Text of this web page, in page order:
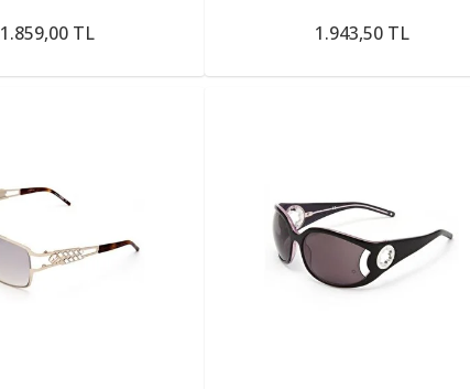
1.859,00 TL 1.943,50 TL